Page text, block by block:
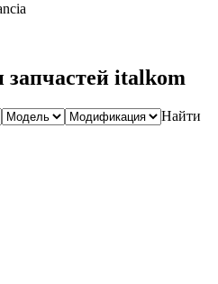
запчастей italkom
Найти